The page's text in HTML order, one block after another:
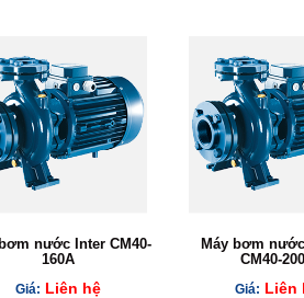
nước Inter CM40-
160A
Giá: Liên hệ
Máy bơm
CM40-
Giá: Liên